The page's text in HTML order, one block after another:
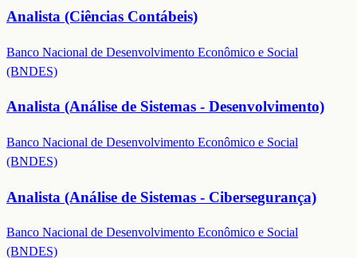
Analista (Ciências Contábeis)
Banco Nacional de Desenvolvimento Econômico e Social
(BNDES)
Analista (Análise de Sistemas - Desenvolvimento)
Banco Nacional de Desenvolvimento Econômico e Social
(BNDES)
Analista (Análise de Sistemas - Cibersegurança)
Banco Nacional de Desenvolvimento Econômico e Social
(BNDES)